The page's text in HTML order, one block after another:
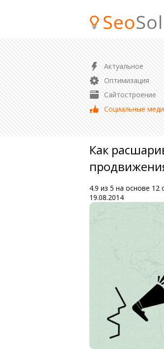
Актуальное
Оптимизация
Сайтостроение
Социальные
ПРОДВИЖЕНИЕ
SEO продвижение
Продвижение
Контекстная реклама
Аудит сайта
Как
4.9 из 5 на основе 12
19.08.2014